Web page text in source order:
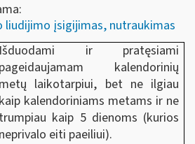
liudijimo įsigijimas, nutraukimas
Išduodami ir pratęsiami
pageidaujamam kalendorinių
metų laikotarpiui, bet ne ilgiau
kaip kalendoriniams metams ir ne
trumpiau kaip 5 dienoms (kurios
neprivalo eiti paeiliui).